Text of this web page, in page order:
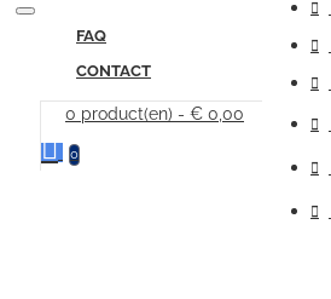
FAQ
CONTACT
0 product(en) - € 0,00
0